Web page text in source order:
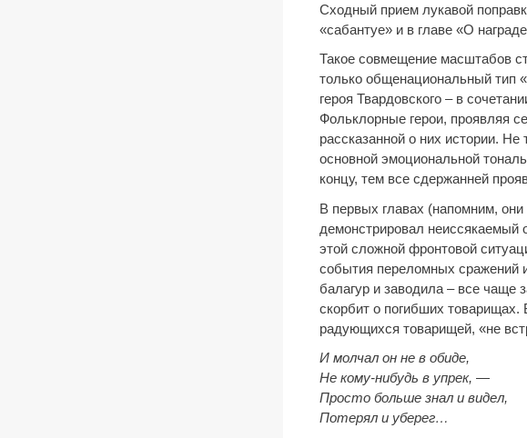
Сходный прием лукавой
«сабантуе» и в главе «О
Такое совмещение масштабов
только общенациональный тип
героя Твардовского – в
Фольклорные герои, проявляя
рассказанной о них истории.
основной эмоциональной
концу, тем все сдержанней
В первых главах (напомним,
демонстрировал неиссякаемый
этой сложной фронтовой
события переломных сражений
балагур и заводила – все чаще
скорбит о погибших
радующихся товарищей, «не
И молчал он не в обиде,
Не кому-нибудь в упрек, —
Просто больше знал и видел,
Потерял и уберег…